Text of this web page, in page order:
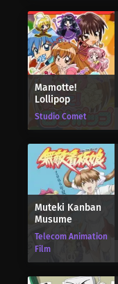
Mamotte!
Lollipop
Studio Comet
Muteki Kanban
Musume
Telecom Animation
Film